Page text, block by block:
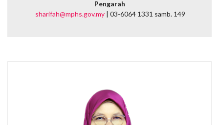
Pengarah
sharifah@mphs.gov.my | 03-6064 1331 samb. 149